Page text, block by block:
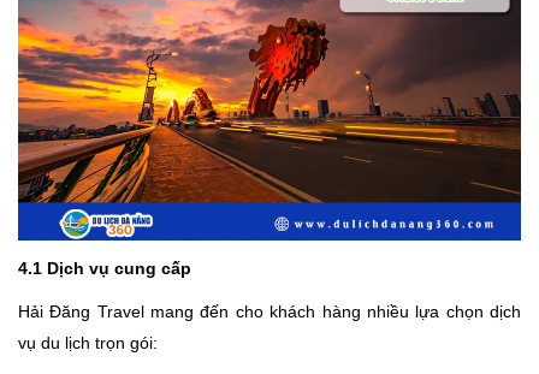
4.1 Dịch vụ cung cấp
Hải Đăng Travel mang đến cho khách hàng nhiều lựa chọn dịch
vụ du lịch trọn gói: